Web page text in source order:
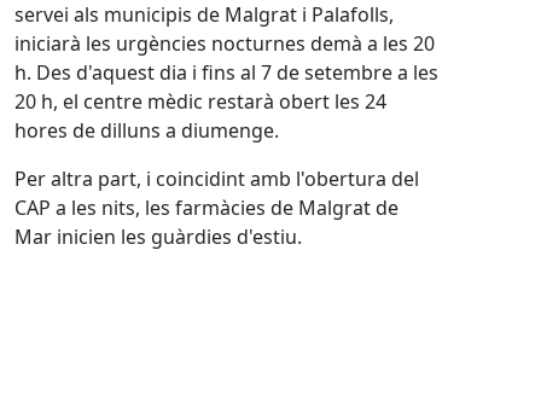
servei als municipis de Malgrat i Palafolls,
iniciarà les urgències nocturnes demà a les 20
h. Des d'aquest dia i fins al 7 de setembre a les
20 h, el centre mèdic restarà obert les 24
hores de dilluns a diumenge.
Per altra part, i coincidint amb l'obertura del
CAP a les nits, les farmàcies de Malgrat de
Mar inicien les guàrdies d'estiu.